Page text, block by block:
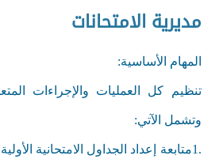
مديرية الامتحانات
المهام الأساسية:
تنظيم كل العمليات والإجراءات
وتشمل الآتي:
1.متابعة إعداد الجداول الامتحانية